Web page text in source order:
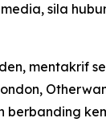
sila
mentakrif